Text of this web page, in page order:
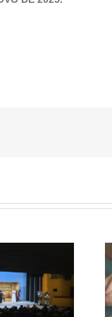
ENVELHECIMENTO
EM PORTUGAL